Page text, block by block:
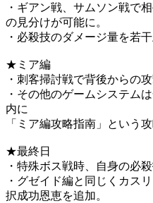
・ギアン戦、サムソン戦で
の見分けが可能に。
・必殺技のダメージ量を若干
★ミア編
・刺客掃討戦で背後からの
・その他のゲームシステム
内に
「ミア編攻略指南」という
★最終日
・特殊ボス戦時、自身の必
・グゼイド編と同じくカス
択成功恩恵を追加。